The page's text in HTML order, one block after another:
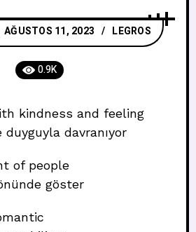
AĞUSTOS 11, 2023 LEGROS
0.9K
kindness and feeling
duyguyla davranıyor
of people
göster